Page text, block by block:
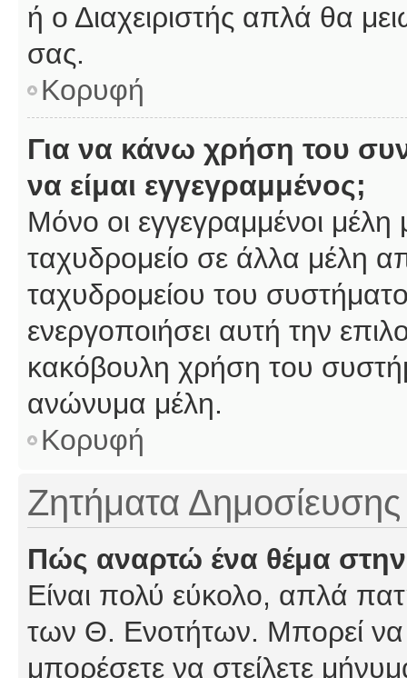
ή ο Διαχειριστής απλά θα
σας.
Κορυφή
Για να κάνω χρήση του
να είμαι εγγεγραμμένος;
Μόνο οι εγγεγραμμένοι
ταχυδρομείο σε άλλα μέλη
ταχυδρομείου του
ενεργοποιήσει αυτή την
κακόβουλη χρήση του
ανώνυμα μέλη.
Κορυφή
Ζητήματα Δημοσίευσης
Πώς αναρτώ ένα θέμα
Είναι πολύ εύκολο, απλά
των Θ. Ενοτήτων. Μπορεί να
μπορέσετε να στείλετε